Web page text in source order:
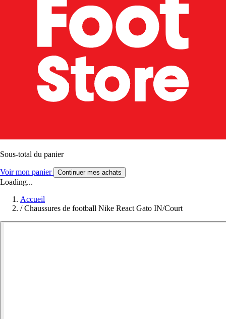
Sous-total du panier
Voir mon panier Continuer mes achats
Loading...
Accueil
/ Chaussures de football Nike React Gato IN/Court